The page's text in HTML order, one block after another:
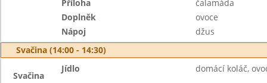
Příloha
čalamáda
Doplněk
ovoce
Nápoj
džus
Svačina (14:00 - 14:30)
Svačina
Jídlo domácí koláč,